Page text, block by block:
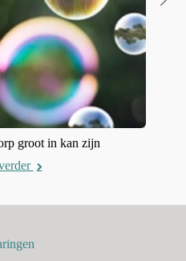
groot in kan zijn